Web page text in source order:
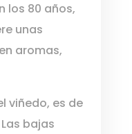
los 80 años,
unas
aromas,
viñedo, es de
bajas